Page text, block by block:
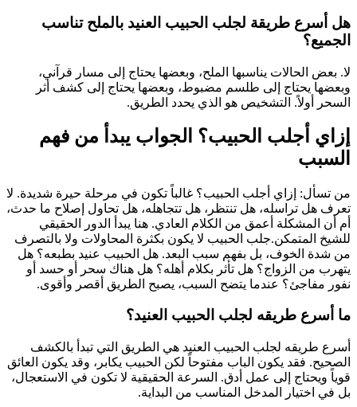
هل أسرع طريقة لجلب الحبيب العنيد بالملح تناسب
الجميع؟
لا. بعض الحالات يناسبها الملح، وبعضها يحتاج إلى مسار قرآني،
وبعضها يحتاج إلى طلسم مضبوط، وبعضها يحتاج إلى كشف أثر
السحر أولاً. التشخيص هو الذي يحدد الطريق.
إزاي أجلب الحبيب؟ الجواب يبدأ من فهم
السبب
من تسأل: إزاي أجلب الحبيب؟ غالباً تكون في مرحلة حيرة شديدة. لا
تعرف هل تراسله، هل تنتظر، هل تتجاهله، هل تحاول إصلاح ما حدث،
أم أن المشكلة أعمق من الكلام العادي. هنا يبدأ الدور الحقيقي
للشيخ المتمكن.جلب الحبيب لا يكون بكثرة المحاولات ولا بالتصرف
من شدة الخوف، بل بفهم سبب البعد. هل الحبيب عنيد بطبعه؟ هل
يتهرب من الزواج؟ هل تأثر بكلام أهله؟ هل هناك سحر أو حسد أو
نفور مفاجئ؟ عندما يتضح السبب، يصبح الطريق أقصر وأقوى.
ما أسرع طريقه لجلب الحبيب العنيد؟
أسرع طريقه لجلب الحبيب العنيد هي الطريق التي تبدأ بالكشف
الصحيح. فقد يكون الباب مفتوحاً لكن الحبيب يكابر، وقد يكون العائق
قوياً ويحتاج إلى عمل أدق. السرعة الحقيقية لا تكون في الاستعجال،
بل في اختيار المدخل المناسب من البداية.